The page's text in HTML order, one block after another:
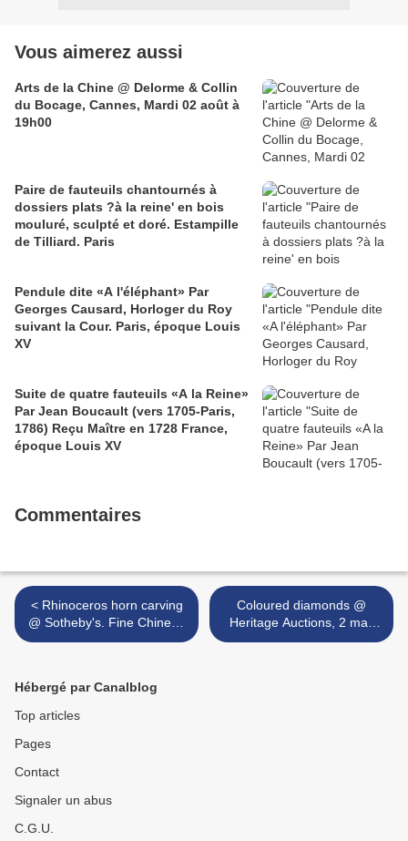
Vous aimerez aussi
Arts de la Chine @ Delorme & Collin
du Bocage, Cannes, Mardi 02 août à
19h00
Paire de fauteuils chantournés à
dossiers plats ?à la reine' en bois
mouluré, sculpté et doré. Estampille
de Tilliard. Paris
Pendule dite «A l'éléphant» Par
Georges Causard, Horloger du Roy
suivant la Cour. Paris, époque Louis
XV
Suite de quatre fauteuils «A la Reine»
Par Jean Boucault (vers 1705-Paris,
1786) Reçu Maître en 1728 France,
époque Louis XV
Commentaires
< Rhinoceros horn carving
@ Sotheby's. Fine Chinese
Ceramics & Works of Art,
Coloured diamonds @
Heritage Auctions, 2 may
2011 >
Hébergé par Canalblog
Top articles
Pages
Contact
Signaler un abus
C.G.U.